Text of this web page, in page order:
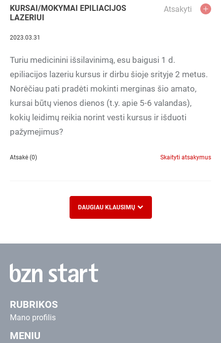
KURSAI/MOKYMAI EPILIACIJOS
LAZERIUI
Atsakyti
2023.03.31
Turiu medicinini išsilavinimą, esu baigusi 1 d.
epiliacijos lazeriu kursus ir dirbu šioje srityje 2 metus.
Norėčiau pati pradėti mokinti merginas šio amato,
kursai būtų vienos dienos (t.y. apie 5-6 valandas),
kokių leidimų reikia norint vesti kursus ir išduoti
pažymejimus?
Atsakė (0) Skaityti atsakymus
DAUGIAU KLAUSIMŲ
RUBRIKOS
Mano profilis
MENIU